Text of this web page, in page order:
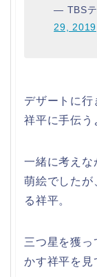
— TBSテ
29, 2019
デザートに行
祥平に手伝う
一緒に考えな
萌絵でしたが
る祥平。
三つ星を獲っ
かす祥平を見